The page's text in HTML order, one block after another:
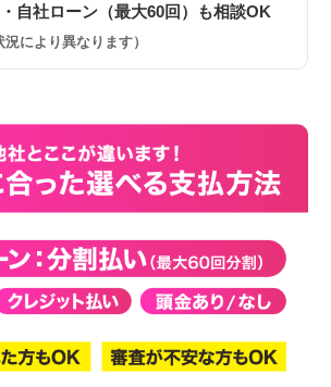
自社ローン（最大60回）も相談OK
況により異なります）